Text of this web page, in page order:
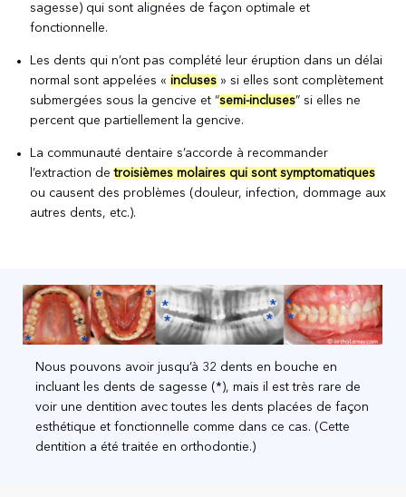
sagesse) qui sont alignées de façon optimale et
fonctionnelle.
Les dents qui n’ont pas complété leur éruption dans un délai
normal sont appelées «incluses » si elles sont complètement
submergées sous la gencive et “semi-incluses” si elles ne
percent que partiellement la gencive.
La communauté dentaire s’accorde à recommander
l’extraction detroisièmes molaires qui sont symptomatiques
ou causent des problèmes (douleur, infection, dommage aux
autres dents, etc.).
Nous pouvons avoir jusqu’à 32 dents en bouche en
incluant les dents de sagesse (*), mais il est très rare de
voir une dentition avec toutes les dents placées de façon
esthétique et fonctionnelle comme dans ce cas. (Cette
dentition a été traitée en orthodontie.)